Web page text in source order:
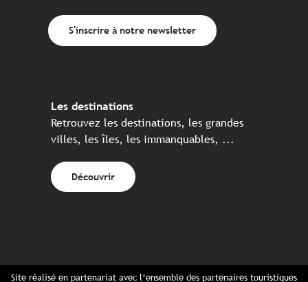
S'inscrire à notre newsletter
Les destinations
Retrouvez les destinations, les grandes
villes, les îles, les immanquables, ...
Découvrir
Site réalisé en partenariat avec l’ensemble des partenaires touristiques